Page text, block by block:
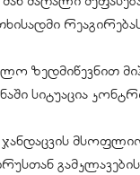
ზედმიწევნით
სიტუაცია